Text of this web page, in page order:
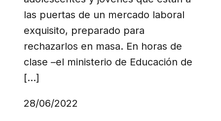
las puertas de un mercado laboral
exquisito, preparado para
rechazarlos en masa. En horas de
clase –el ministerio de Educación de
[…]
28/06/2022